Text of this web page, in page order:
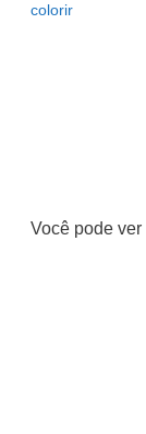
colorir
Você pode ver